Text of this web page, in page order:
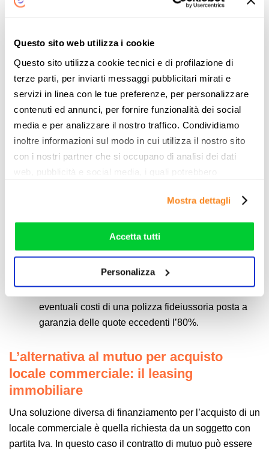
Questo sito web utilizza i cookie
Questo sito utilizza cookie tecnici e di profilazione di
terze parti, per inviarti messaggi pubblicitari mirati e
servizi in linea con le tue preferenze, per personalizzare
contenuti ed annunci, per fornire funzionalità dei social
media e per analizzare il nostro traffico. Condividiamo
inoltre informazioni sul modo in cui utilizza il nostro sito
con i nostri partner che si occupano di analisi dei dati
web, pubblicità e social media, i quali potrebbero
che hanno raccolto dal suo utilizzo dei loro servizi. Vedi
rifiutare o personalizzare il tuo consenso: cliccando sul
tasto "Accetta tutti”, selezionando le diverse categorie di
Mostra dettagli
Accetta tutti
Personalizza
eventuali inadempienze da parte del mutuatario poiché più
maggiore sarà il livello di garanzia. La conseguenza è che
le probabilità di finanziamento. Più bassa sarà la somma
richiesta a parità di costo, minore sarà il tasso di interesse
applicato. Dunque le banche applicheranno tassi di
interesse più bassi ai clienti che chiederanno un mutuo
contenuto rispetto al valore del bene da porre a garanzia.
questo caso la banca applicherà un tasso di interesse
all’80% la banca applicherà un tasso di interesse standard
LTV al 50%- 60% un tasso agevolato;
LTV al 80% un tasso standard;
LTV al 95% -100% un tasso meno favorevole a
eventuali costi di una polizza fideiussoria posta a
garanzia delle quote eccedenti l’80%.
L’alternativa al mutuo per acquisto
locale commerciale: il leasing
immobiliare
Una soluzione diversa di finanziamento per l’acquisto di un
locale commerciale è quella richiesta da un soggetto con
partita Iva. In questo caso il contratto di mutuo può essere